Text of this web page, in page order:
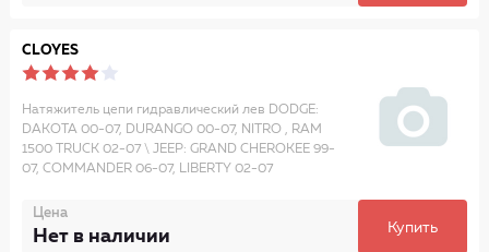
CLOYES
Натяжитель цепи гидравлический лев DODGE:
DAKOTA 00-07, DURANGO 00-07, NITRO , RAM
1500 TRUCK 02-07 \ JEEP: GRAND CHEROKEE 99-
07, COMMANDER 06-07, LIBERTY 02-07
Цена
Нет в наличии Купить